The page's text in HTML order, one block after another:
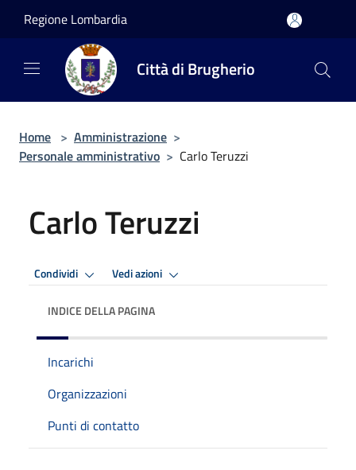
Regione Lombardia
Città di Brugherio
Home > Amministrazione >
Personale amministrativo > Carlo Teruzzi
Carlo Teruzzi
Condividi Vedi azioni
INDICE DELLA PAGINA
Incarichi
Organizzazioni
Punti di contatto